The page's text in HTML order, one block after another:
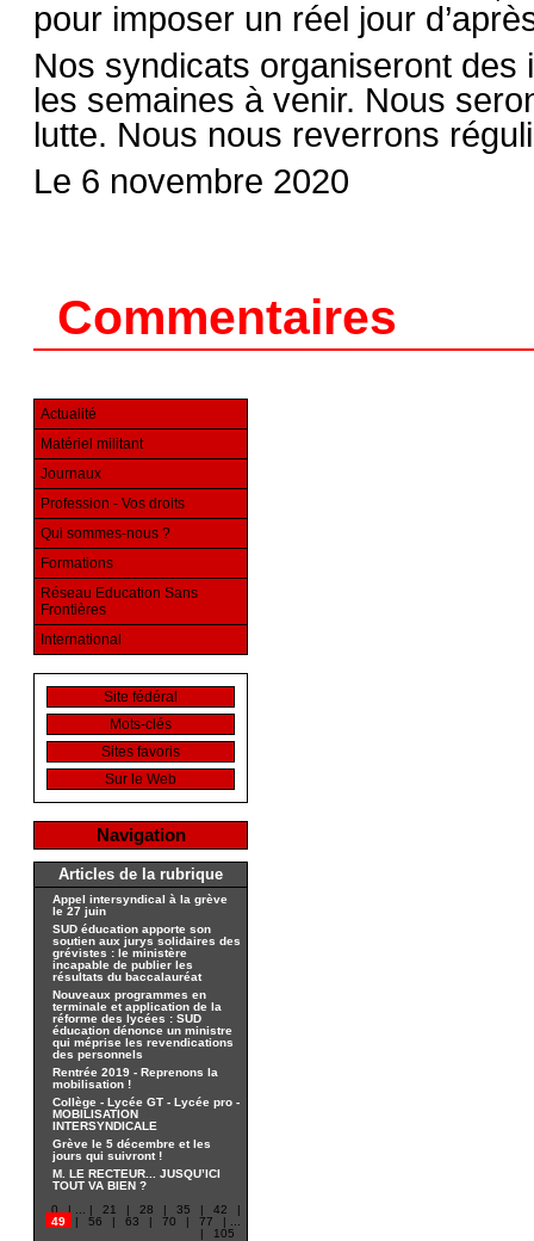
pour imposer un réel jour
Nos syndicats organiseront
les semaines à venir. Nous
lutte. Nous nous reverrons
Le 6 novembre 2020
Commentaires
Actualité
Matériel militant
Journaux
Profession - Vos droits
Qui sommes-nous ?
Formations
Réseau Education Sans
Frontières
International
Site fédéral
Mots-clés
Sites favoris
Sur le Web
Navigation
Articles de la rubrique
Appel intersyndical à la grève
le 27 juin
SUD éducation apporte son
soutien aux jurys solidaires des
grévistes : le ministère
incapable de publier les
résultats du baccalauréat
Nouveaux programmes en
terminale et application de la
réforme des lycées : SUD
éducation dénonce un ministre
qui méprise les revendications
des personnels
Rentrée 2019 - Reprenons la
mobilisation !
Collège - Lycée GT - Lycée pro -
MOBILISATION
INTERSYNDICALE
Grève le 5 décembre et les
jours qui suivront !
M. LE RECTEUR... JUSQU’ICI
TOUT VA BIEN ?
0
| | 21 | 28 | 35 | 42
|
49
| 56 | 63 | 70 | 77 |
|
105